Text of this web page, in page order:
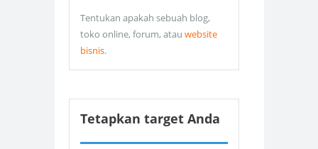
Tentukan apakah sebuah blog,
toko online, forum, atau website
bisnis.
Tetapkan target Anda